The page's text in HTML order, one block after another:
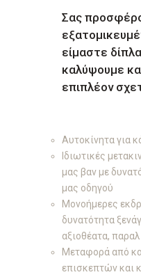
Σας
είμαστε
καλύψουμε
επιπλέον
Αυτοκίνητα για
Ιδιωτικές
μας βαν με
μας οδηγού
Μονοήμερες
δυνατότητα
αξιοθέατα,
Μεταφορά από
επισκεπτών και